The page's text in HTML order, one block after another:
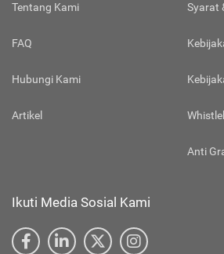
Tentang Kami
FAQ
Hubungi Kami
Artikel
Syarat
Anti
Ikuti Media Sosial Kami